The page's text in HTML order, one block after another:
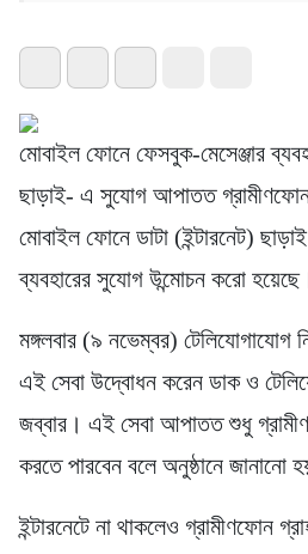
মোবাইল ফোনে ফেসবুক-মেসেঞ্জার
ছাড়াই- এ সুযোগ আপাতত
মোবাইল ফোনে ডাটা (ইন্টারনেট)
ব্যবহারের সুযোগ উন্মোচন করো
মঙ্গলবার (৯ নভেম্বর) টেলিযোগাযোগ
এই সেবা উদ্বোধন করেন ডাক ও
জব্বার। এই সেবা আপাতত শুধু
করতে পারবেন বলে অনুষ্ঠানে জানানো
ইন্টারনেটে না থাকলেও গ্রামীণফোন